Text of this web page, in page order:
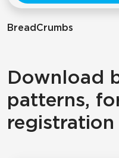
BreadCrumbs
Download
patterns,
registration